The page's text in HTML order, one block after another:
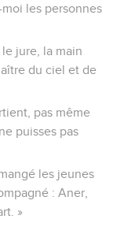
moi les personnes
jure, la main
du ciel et de
pas même
puisses pas
les jeunes
: Aner,
»